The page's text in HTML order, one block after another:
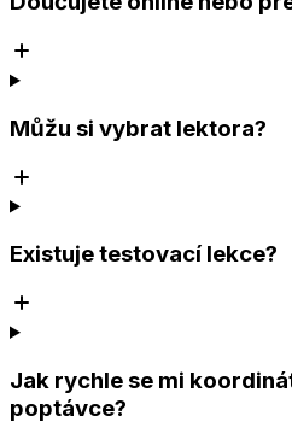
Můžu si vybrat lektora?
Existuje testovací lekce?
Jak rychle se mi
poptávce?